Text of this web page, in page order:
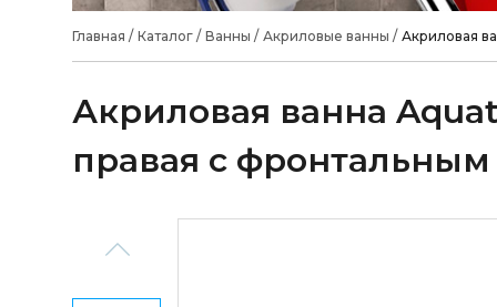
Главная / Каталог/ Ванны / Акриловые ванны / Акриловая
Акриловая ванна
правая с фронтальным
Previous